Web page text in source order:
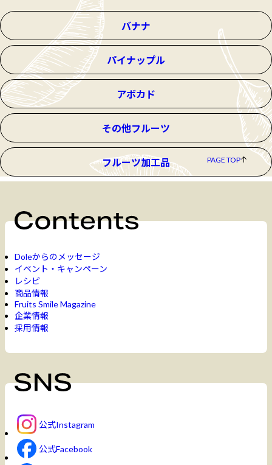
バナナ
パイナップル
アボカド
その他フルーツ
フルーツ加工品 PAGE TOP
Doleからのメッセージ
イベント・キャンペーン
レシピ
商品情報
Fruits Smile Magazine
企業情報
採用情報
公式Instagram
公式Facebook